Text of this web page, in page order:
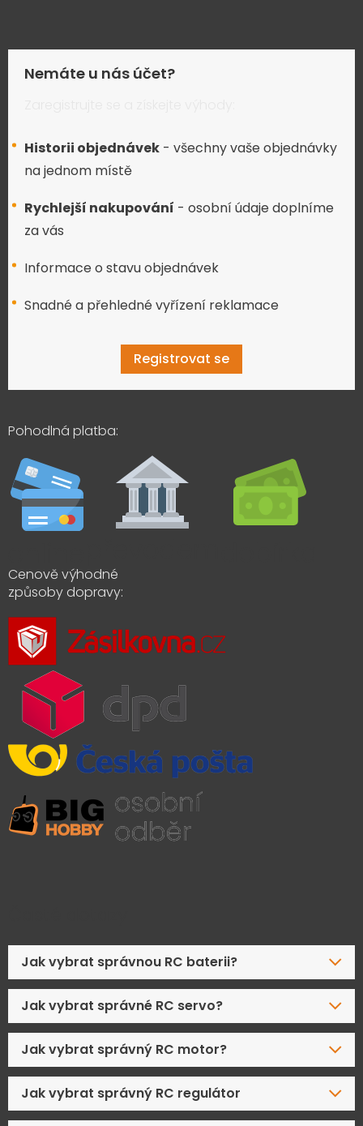
Nemáte u nás účet?
Historii objednávek - všechny vaše objednávky
na jednom místě
Rychlejší nakupování - osobní údaje doplníme
za vás
Informace o stavu objednávek
Snadné a přehledné vyřízení reklamace
Registrovat se
Pohodlná platba:
Cenově výhodné
způsoby dopravy:
Jak vybrat správnou RC baterii?
Jak vybrat správné RC servo?
Jak vybrat správný RC motor?
Jak vybrat správný RC regulátor